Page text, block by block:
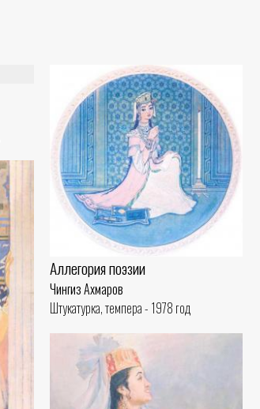
Аллегория поэзии
Чингиз Ахмаров
Штукатурка, темпера - 1978 год